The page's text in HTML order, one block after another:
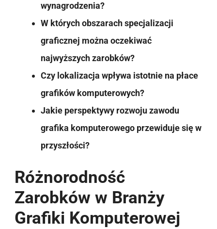
wynagrodzenia?
W których obszarach specjalizacji
graficznej można oczekiwać
najwyższych zarobków?
Czy lokalizacja wpływa istotnie na płace
grafików komputerowych?
Jakie perspektywy rozwoju zawodu
grafika komputerowego przewiduje się w
przyszłości?
Różnorodność
Zarobków w Branży
Grafiki Komputerowej